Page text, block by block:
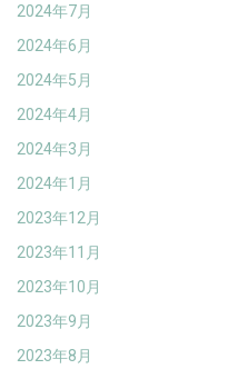
2024年7月
2024年6月
2024年5月
2024年4月
2024年3月
2024年1月
2023年12月
2023年11月
2023年10月
2023年9月
2023年8月